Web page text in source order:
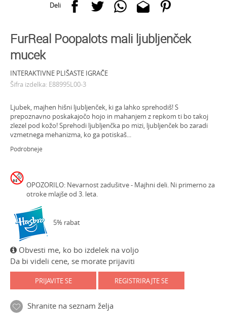
Deli
FurReal Poopalots mali ljubljenček
mucek
INTERAKTIVNE PLIŠASTE IGRAČE
Šifra izdelka: E88995L00-3
Ljubek, majhen hišni ljubljenček, ki ga lahko sprehodiš! S
prepoznavno poskakajočo hojo in mahanjem z repkom ti bo takoj
zlezel pod kožo! Sprehodi ljubljenčka po mizi, ljubljenček bo zaradi
vzmetnega mehanizma, ko ga potiskaš...
Podrobneje
OPOZORILO: Nevarnost zadušitve - Majhni deli. Ni primerno za
otroke mlajše od 3. leta.
5% rabat
Obvesti me, ko bo izdelek na voljo
Da bi videli cene, se morate prijaviti
PRIJAVITE SE REGISTRIRAJTE SE
Shranite na seznam želja